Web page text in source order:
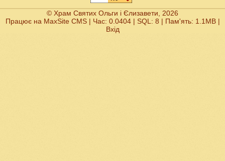
© Храм Святих Ольги і Єлизавети, 2026
Працює на MaxSite CMS| Час: 0.0404 | SQL: 8 | Пам'ять: 1.1MB|
Вхід